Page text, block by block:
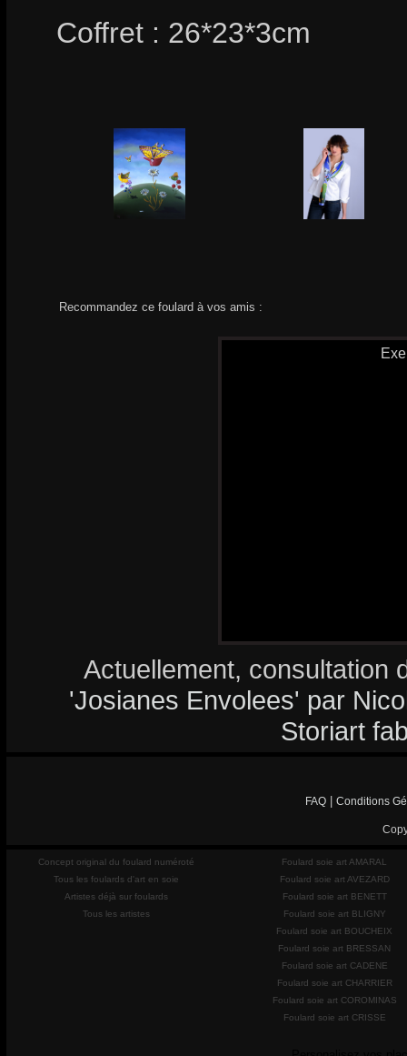
Coffret : 26*23*3cm
Recommandez ce foulard à vos amis :
Actuellement, consultation
'Josianes Envolees' par
Storiart
FAQ Conditions
Concept original du foulard numéroté
Tous les foulards d'art en soie
Artistes déjà sur foulards
Tous les artistes
Foulard soie art AMARAL
Foulard soie art AVEZARD
Foulard soie art BENETT
Foulard soie art BLIGNY
Foulard soie art BOUCHEIX
Foulard soie art BRESSAN
Foulard soie art CADENE
Foulard soie art CHARRIER
Foulard soie art COROMINAS
Foulard soie art CRISSE